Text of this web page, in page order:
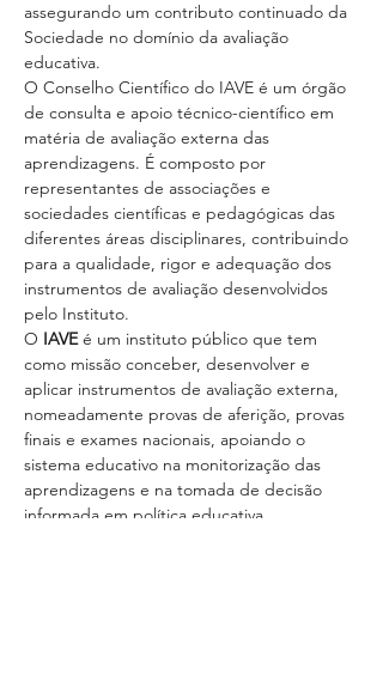
assegurando um contributo continuado da
Sociedade no domínio da avaliação
educativa.
O Conselho Científico do IAVE é um órgão
de consulta e apoio técnico-científico em
matéria de avaliação externa das
aprendizagens. É composto por
representantes de associações e
sociedades científicas e pedagógicas das
diferentes áreas disciplinares, contribuindo
para a qualidade, rigor e adequação dos
instrumentos de avaliação desenvolvidos
pelo Instituto.
O IAVE é um instituto público que tem
como missão conceber, desenvolver e
aplicar instrumentos de avaliação externa,
nomeadamente provas de aferição, provas
finais e exames nacionais, apoiando o
sistema educativo na monitorização das
aprendizagens e na tomada de decisão
informada em política educativa.